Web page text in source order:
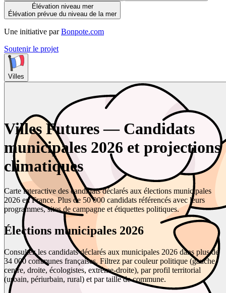
Élévation niveau mer
Élévation prévue du niveau de la mer
Une initiative par Bonpote.com
Soutenir le projet
Villes
Villes Futures — Candidats
municipales 2026 et projections
climatiques
Carte interactive des candidats déclarés aux élections municipales
2026 en France. Plus de 50 000 candidats référencés avec leurs
programmes, sites de campagne et étiquettes politiques.
Élections municipales 2026
Consultez les candidats déclarés aux municipales 2026 dans plus de
34 000 communes françaises. Filtrez par couleur politique (gauche,
centre, droite, écologistes, extrême-droite), par profil territorial
(urbain, périurbain, rural) et par taille de commune.